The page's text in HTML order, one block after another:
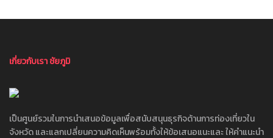
เกี่ยวกับเรา ชัยภูมิ
เป็นศูนย์รวมในการนำเสนอข้อมูลเพื่อสนับสนุนธุรกิจด้านการท่องเที่ยวใน
จังหวัด และแลกเปลี่ยนความคิดเห็นพร้อมทั้งให้ข้อเสนอแนะและ ให้คำแนะนำ